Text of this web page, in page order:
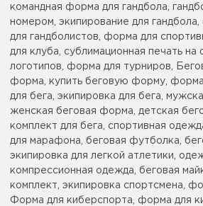
командная форма для гандбола,
номером, экипирование для
для гандболистов, форма для
для клуба, сублимационная печать
логотипов, форма для турниров,
форма, купить беговую форму,
для бега, экипировка для бега,
женская беговая форма, детская
комплект для бега, спортивная
для марафона, беговая футболка,
экипировка для легкой атлетики,
компрессионная одежда, беговая
комплект, экипировка спортсмена,
Форма для киберспорта, форма для